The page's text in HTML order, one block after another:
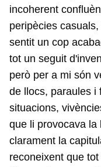
incoherent
peripècies
sentit un cop
tot un seguit
però per a mi són
de llocs, paraules i
situacions,
que li provocava la
clarament la
reconeixent que